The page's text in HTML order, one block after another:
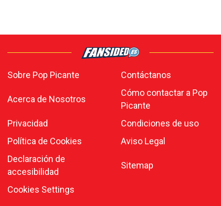
Sobre Pop Picante Contáctanos
Acerca de Nosotros
Cómo contactar a Pop
Picante
Privacidad
Condiciones de uso
Política de Cookies
Aviso Legal
Declaración de
accesibilidad
Sitemap
Cookies Settings